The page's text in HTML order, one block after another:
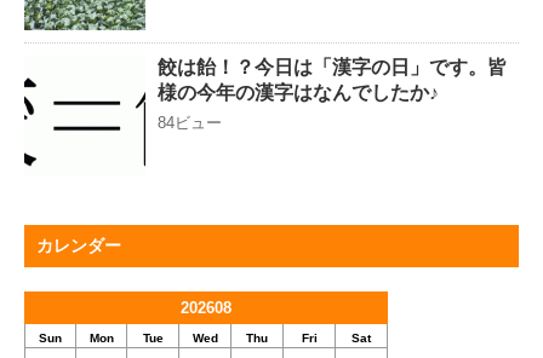
餃は飴！？今日は「漢字の日」です。皆
様の今年の漢字はなんでしたか♪
84ビュー
カレンダー
202608
Sun Mon Tue Wed Thu Fri Sat